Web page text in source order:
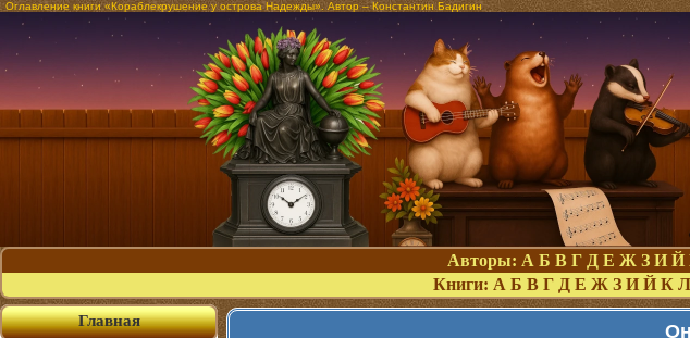
Оглавление книги «Кораблекрушение у острова Надежды». Автор – Константин Бадигин
Авторы: А Б В Г Д Е Ж З И Й
Книги: А Б В Г Д Е Ж З И Й К Л
Главная